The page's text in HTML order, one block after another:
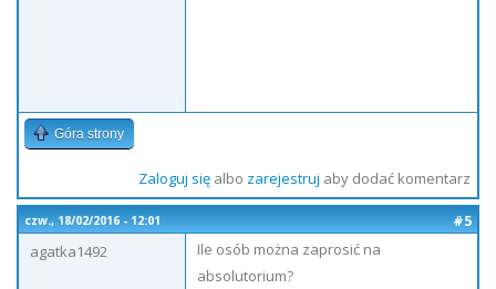
Góra strony
Zaloguj sięalbo zarejestruj aby dodać komentarz
czw., 18/02/2016 - 12:01
#5
agatka1492
Ile osób można zaprosić na
absolutorium?